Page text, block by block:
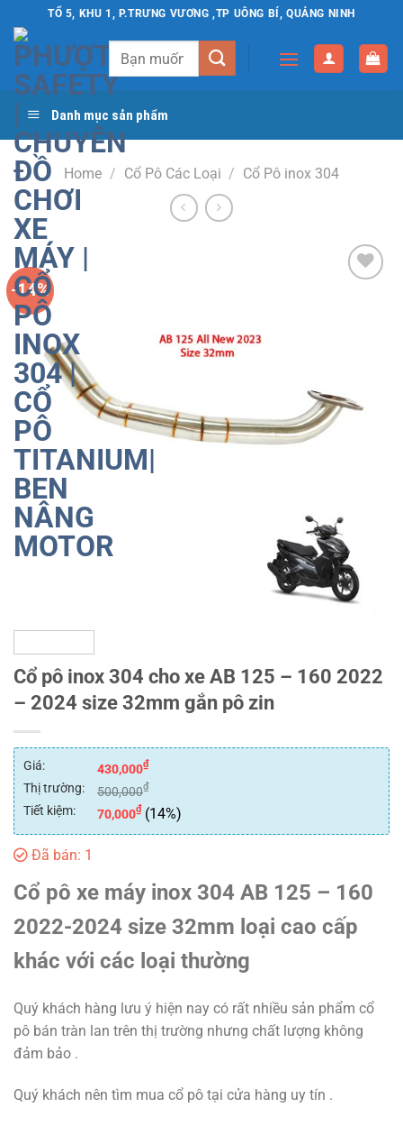
đến
dung
TỔ 5, KHU 1, P.TRƯNG VƯƠNG ,TP UÔNG BÍ, QUẢNG NINH
Search
Danh mục sản phẩm
Home / Cổ Pô Các Loại / Cổ Pô inox 304
-14%
Cổ pô inox 304 cho xe AB 125 – 160 2022
– 2024 size 32mm gắn pô zin
Giá: 430,000₫
Thị trường: 500,000₫
Tiết kiệm: 70,000₫ (14%)
Đã bán: 1
Cổ pô xe máy inox 304 AB 125 – 160
2022-2024 size 32mm loại cao cấp
khác với các loại thường
Quý khách hàng lưu ý hiện nay có rất nhiều sản phẩm cổ
pô bán tràn lan trên thị trường nhưng chất lượng không
đảm bảo .
Quý khách nên tìm mua cổ pô tại cửa hàng uy tín .